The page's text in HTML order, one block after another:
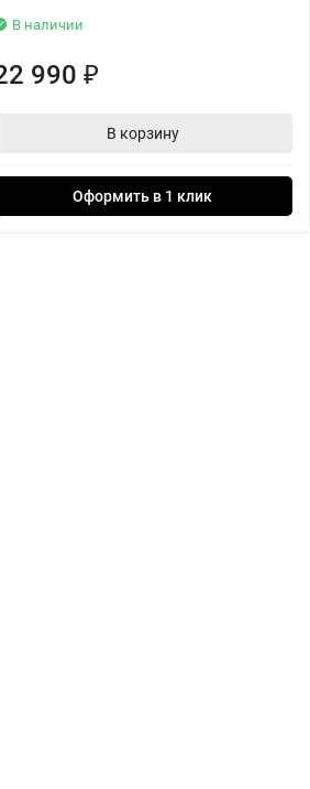
Просто подключите USB-кабель для
и по аудио кабелю. При выключенных
с USB-PD.
В наличии
990 ₽
В корзину
Оформить в 1 клик